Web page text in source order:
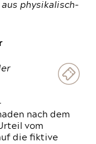
physikalisch-
nach dem
vom
die fiktive